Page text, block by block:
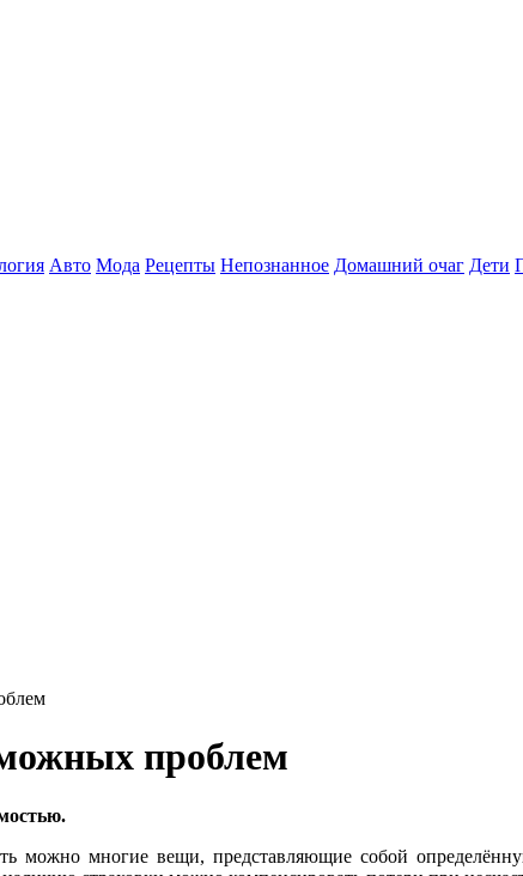
Авто Мода Рецепты Непознанное Домашний очаг Дети
проблем
можно многие вещи, представляющие собой